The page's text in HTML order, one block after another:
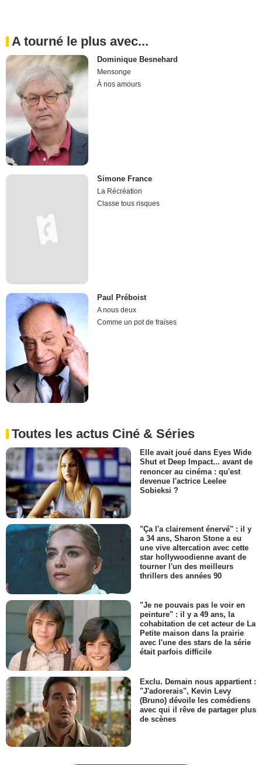
A tourné le plus avec...
Dominique Besnehard
Mensonge
À nos amours
Simone France
La Récréation
Classe tous risques
Paul Préboist
A nous deux
Comme un pot de fraises
Toutes les actus Ciné & Séries
Elle avait joué dans Eyes Wide
Shut et Deep Impact... avant de
renoncer au cinéma : qu'est
devenue l'actrice Leelee
Sobieksi ?
"Ça l'a clairement énervé" : il y
a 34 ans, Sharon Stone a eu
une vive altercation avec cette
star hollywoodienne avant de
tourner l'un des meilleurs
thrillers des années 90
"Je ne pouvais pas le voir en
peinture" : il y a 49 ans, la
cohabitation de cet acteur de La
Petite maison dans la prairie
avec l'une des stars de la série
était parfois difficile
Exclu. Demain nous appartient :
"J'adorerais", Kevin Levy
(Bruno) dévoile les comédiens
avec qui il rêve de partager plus
de scènes